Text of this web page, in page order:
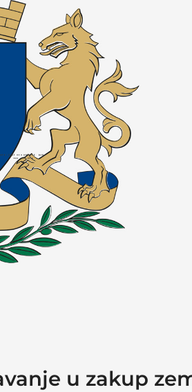
u zakup